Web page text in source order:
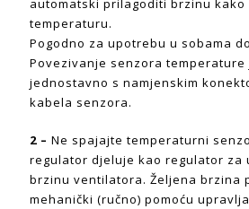
automatski prilagoditi brzinu kako
temperaturu.
Pogodno za upotrebu u sobama
Povezivanje senzora
jednostavno s namjenskim
kabela senzora.
2 – Ne spajajte temperaturni
regulator djeluje kao regulator za
brzinu ventilatora. Željena brzina
mehanički (ručno) pomoću